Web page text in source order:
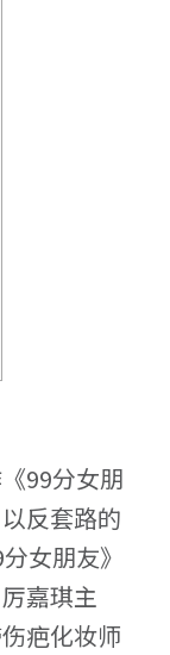
99分女朋
反套路的
女朋友》
嘉琪主
疤化妆师